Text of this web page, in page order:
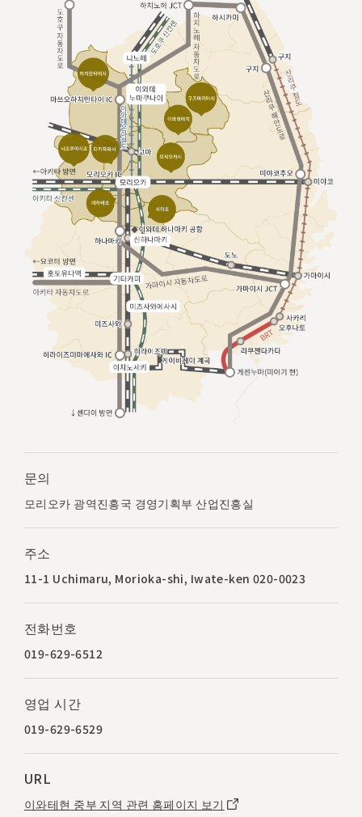
문의
모리오카 광역진흥국 경영기획부 산업진흥실
주소
11-1 Uchimaru, Morioka-shi, Iwate-ken 020-0023
전화번호
019-629-6512
영업 시간
019-629-6529
URL
이와테현 중부 지역 관련 홈페이지 보기